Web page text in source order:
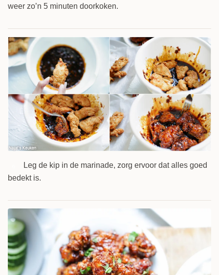
weer zo’n 5 minuten doorkoken.
Leg de kip in de marinade, zorg ervoor dat alles goed
bedekt is.